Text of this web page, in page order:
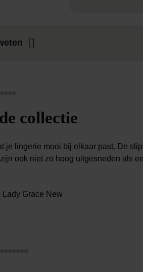
collectie
lingerie mooi bij elkaar past. De
ook niet zo hoog uitgesneden als